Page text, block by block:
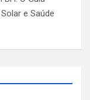
e Saúde